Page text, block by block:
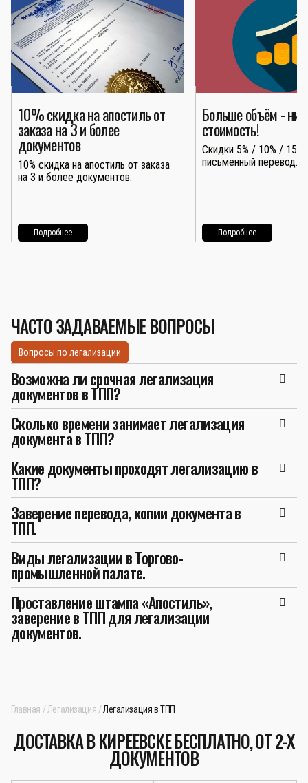
10% скидка на апостиль от
заказа на 3 и более
документов
10% скидка на апостиль от заказа
на 3 и более документов.
Подробнее
Больше объём -
стоимость!
Скидки 5% / 10% / 15%
письменный перевод.
Подробнее
ЧАСТО ЗАДАВАЕМЫЕ ВОПРОСЫ
Вопросы по легализации
Возможна ли срочная легализация
документов в ТПП?
Сколько времени занимает легализация
документа в ТПП?
Какие документы проходят легализацию в
ТПП?
Заверение перевода, копии документа в
ТПП.
Виды легализации в Торгово-
промышленной палате.
Проставление штампа «Апостиль»,
заверение в ТПП для легализации
документов.
Главная Легализация Легализация в ТПП
ДОСТАВКА В КИРЕЕВСКЕ БЕСПЛАТНО, ОТ 2-Х
ДОКУМЕНТОВ